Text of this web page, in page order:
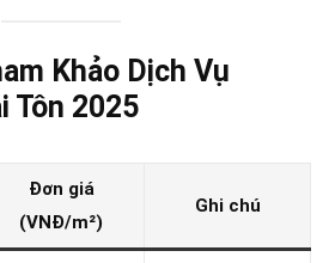
Khảo Dịch Vụ
Tôn 2025
Đơn giá
(VNĐ/m²)
Ghi chú